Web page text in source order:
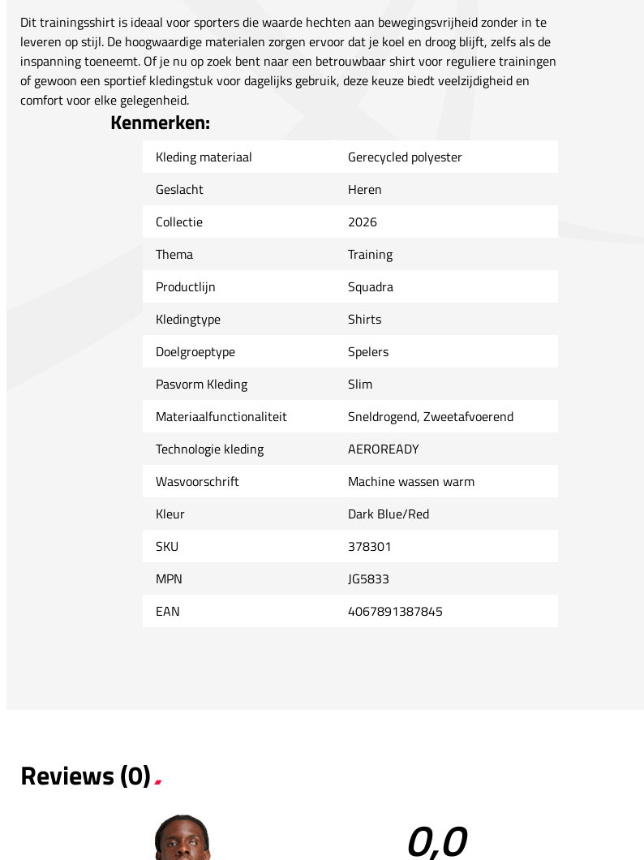
Dit trainingsshirt is ideaal voor sporters die waarde hechten aan bewegingsvrijheid zonder in te
leveren op stijl. De hoogwaardige materialen zorgen ervoor dat je koel en droog blijft, zelfs als de
inspanning toeneemt. Of je nu op zoek bent naar een betrouwbaar shirt voor reguliere trainingen
of gewoon een sportief kledingstuk voor dagelijks gebruik, deze keuze biedt veelzijdigheid en
comfort voor elke gelegenheid.
Kenmerken:
Kleding materiaal
Gerecycled polyester
Geslacht
Heren
Collectie
2026
Thema
Training
Productlijn
Squadra
Kledingtype
Shirts
Doelgroeptype
Spelers
Pasvorm Kleding
Slim
Materiaalfunctionaliteit
Sneldrogend, Zweetafvoerend
Technologie kleding
AEROREADY
Wasvoorschrift
Machine wassen warm
Kleur
Dark Blue/Red
SKU
378301
MPN
JG5833
EAN
4067891387845
Reviews (0)
0,0